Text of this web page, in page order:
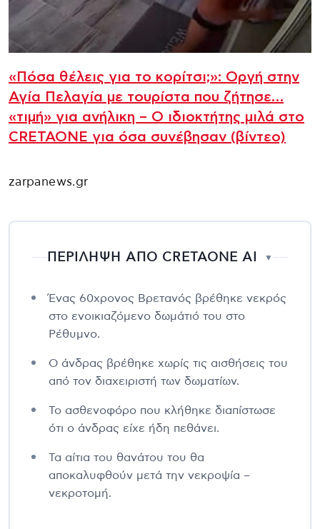
«Πόσα θέλεις για το κορίτσι;»: Οργή στην
Αγία Πελαγία με τουρίστα που ζήτησε…
«τιμή» για ανήλικη – Ο ιδιοκτήτης μιλά στο
CRETAONE για όσα συνέβησαν (βίντεο)
zarpanews.gr
ΠΕΡΙΛΗΨΗ ΑΠΟ CRETAONE AI ▼
Ένας 60χρονος Βρετανός βρέθηκε νεκρός
στο ενοικιαζόμενο δωμάτιό του στο
Ρέθυμνο.
Ο άνδρας βρέθηκε χωρίς τις αισθήσεις του
από τον διαχειριστή των δωματίων.
Το ασθενοφόρο που κλήθηκε διαπίστωσε
ότι ο άνδρας είχε ήδη πεθάνει.
Τα αίτια του θανάτου του θα
αποκαλυφθούν μετά την νεκροψία –
νεκροτομή.